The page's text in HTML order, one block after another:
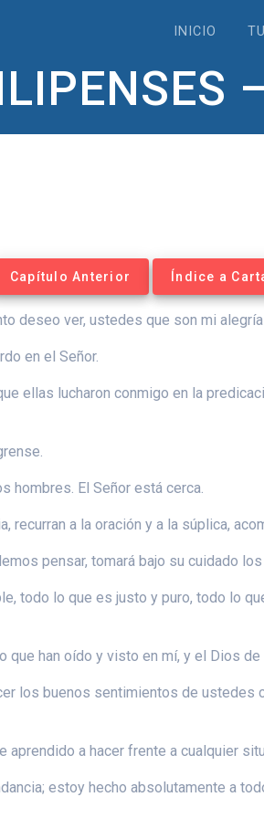
INICIO
Capítulo Anterior Índice a
deseo ver, ustedes que son mi
en el Señor.
ellas lucharon conmigo en la
hombres. El Señor está cerca.
recurran a la oración y a la súplica,
pensar, tomará bajo su cuidado
todo lo que es justo y puro, todo lo
que han oído y visto en mí, y el Dios
los buenos sentimientos de
aprendido a hacer frente a cualquier
estoy hecho absolutamente a